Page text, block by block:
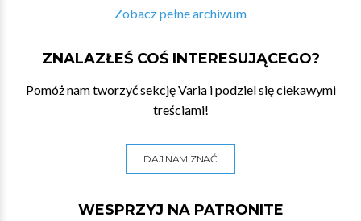
Zobacz pełne archiwum
ZNALAZŁEŚ COŚ INTERESUJĄCEGO?
Pomóż nam tworzyć sekcję Varia i podziel się ciekawymi
treściami!
DAJ NAM ZNAĆ
WESPRZYJ NA PATRONITE